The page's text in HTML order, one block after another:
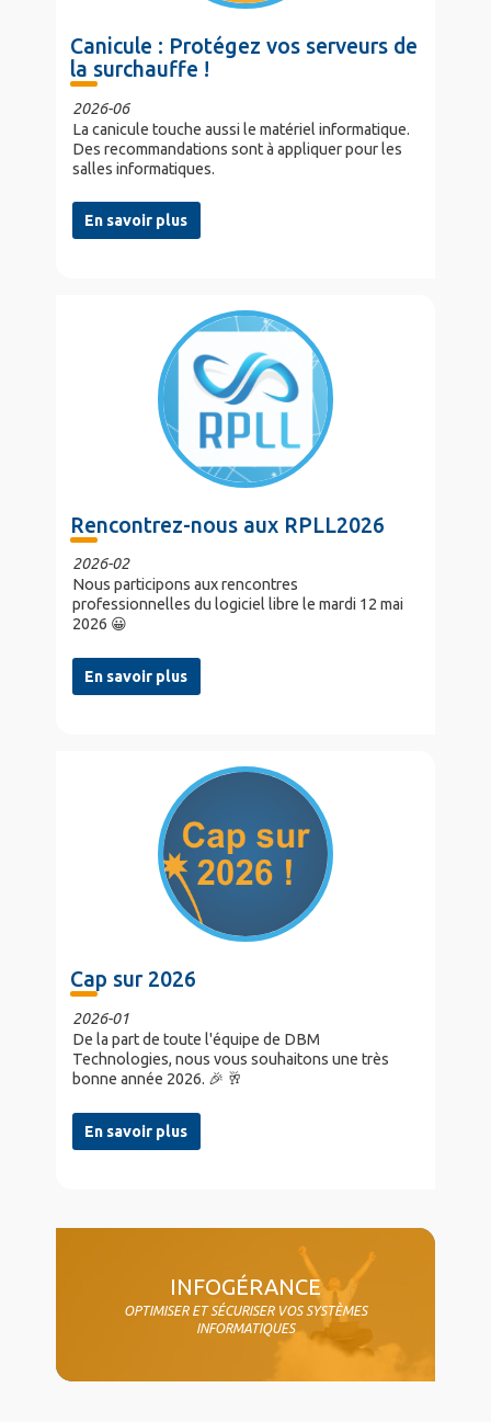
Canicule : Protégez vos serveurs de
la surchauffe !
2026-06
La canicule touche aussi le matériel informatique.
Des recommandations sont à appliquer pour les
salles informatiques.
En savoir plus
Rencontrez-nous aux RPLL2026
2026-02
Nous participons aux rencontres
professionnelles du logiciel libre le mardi 12 mai
2026 😀
En savoir plus
Cap sur 2026
2026-01
De la part de toute l'équipe de DBM
Technologies, nous vous souhaitons une très
bonne année 2026. 🎉 🥂
En savoir plus
INFOGÉRANCE
OPTIMISER ET SÉCURISER VOS SYSTÈMES
INFORMATIQUES